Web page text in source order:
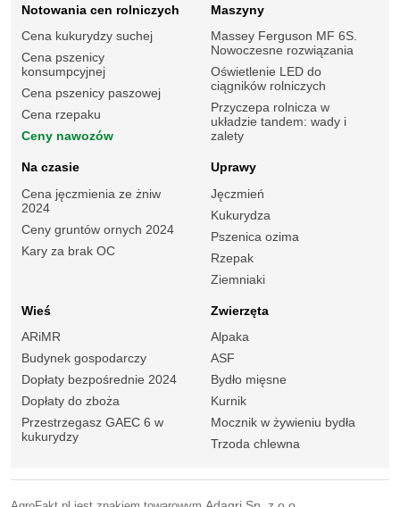
Notowania cen rolniczych
Cena kukurydzy suchej
Cena pszenicy
konsumpcyjnej
Cena pszenicy paszowej
Cena rzepaku
Ceny nawozów
Maszyny
Massey Ferguson MF 6S.
Nowoczesne rozwiązania
Oświetlenie LED do
ciągników rolniczych
Przyczepa rolnicza w
układzie tandem: wady i
zalety
Na czasie
Cena jęczmienia ze żniw
2024
Ceny gruntów ornych 2024
Kary za brak OC
Uprawy
Jęczmień
Kukurydza
Pszenica ozima
Rzepak
Ziemniaki
Wieś
ARiMR
Budynek gospodarczy
Dopłaty bezpośrednie 2024
Dopłaty do zboża
Przestrzegasz GAEC 6 w
kukurydzy
Zwierzęta
Alpaka
ASF
Bydło mięsne
Kurnik
Mocznik w żywieniu bydła
Trzoda chlewna